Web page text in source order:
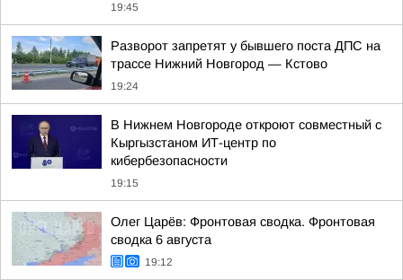
19:45
Разворот запретят у бывшего поста ДПС на
трассе Нижний Новгород — Кстово
19:24
В Нижнем Новгороде откроют совместный с
Кыргызстаном ИТ-центр по
кибербезопасности
19:15
Олег Царёв: Фронтовая сводка. Фронтовая
сводка 6 августа
19:12